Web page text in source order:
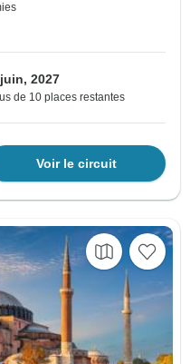
2027
de 10 places restantes
Voir le circuit